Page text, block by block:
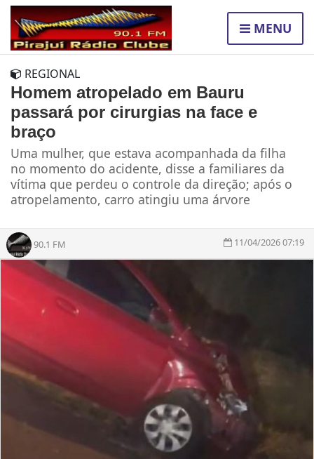
MENU
REGIONAL
Homem atropelado em Bauru
passará por cirurgias na face e
braço
Uma mulher, que estava acompanhada da filha
no momento do acidente, disse a familiares da
vítima que perdeu o controle da direção; após o
atropelamento, carro atingiu uma árvore
90.1 FM 11/04/2026 07:19